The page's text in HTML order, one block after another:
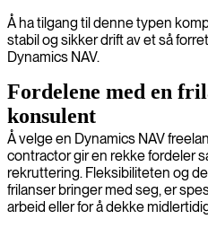
Å ha tilgang til denne typen
stabil og sikker drift av et så
Dynamics NAV.
Fordelene med en
konsulent
Å velge en Dynamics NAV
contractor gir en rekke fordeler
rekruttering. Fleksibiliteten og
frilanser bringer med seg, er
arbeid eller for å dekke